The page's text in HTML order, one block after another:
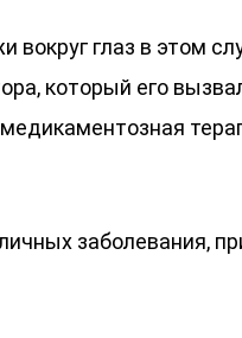
вокруг глаз в этом
который его
заболевания,